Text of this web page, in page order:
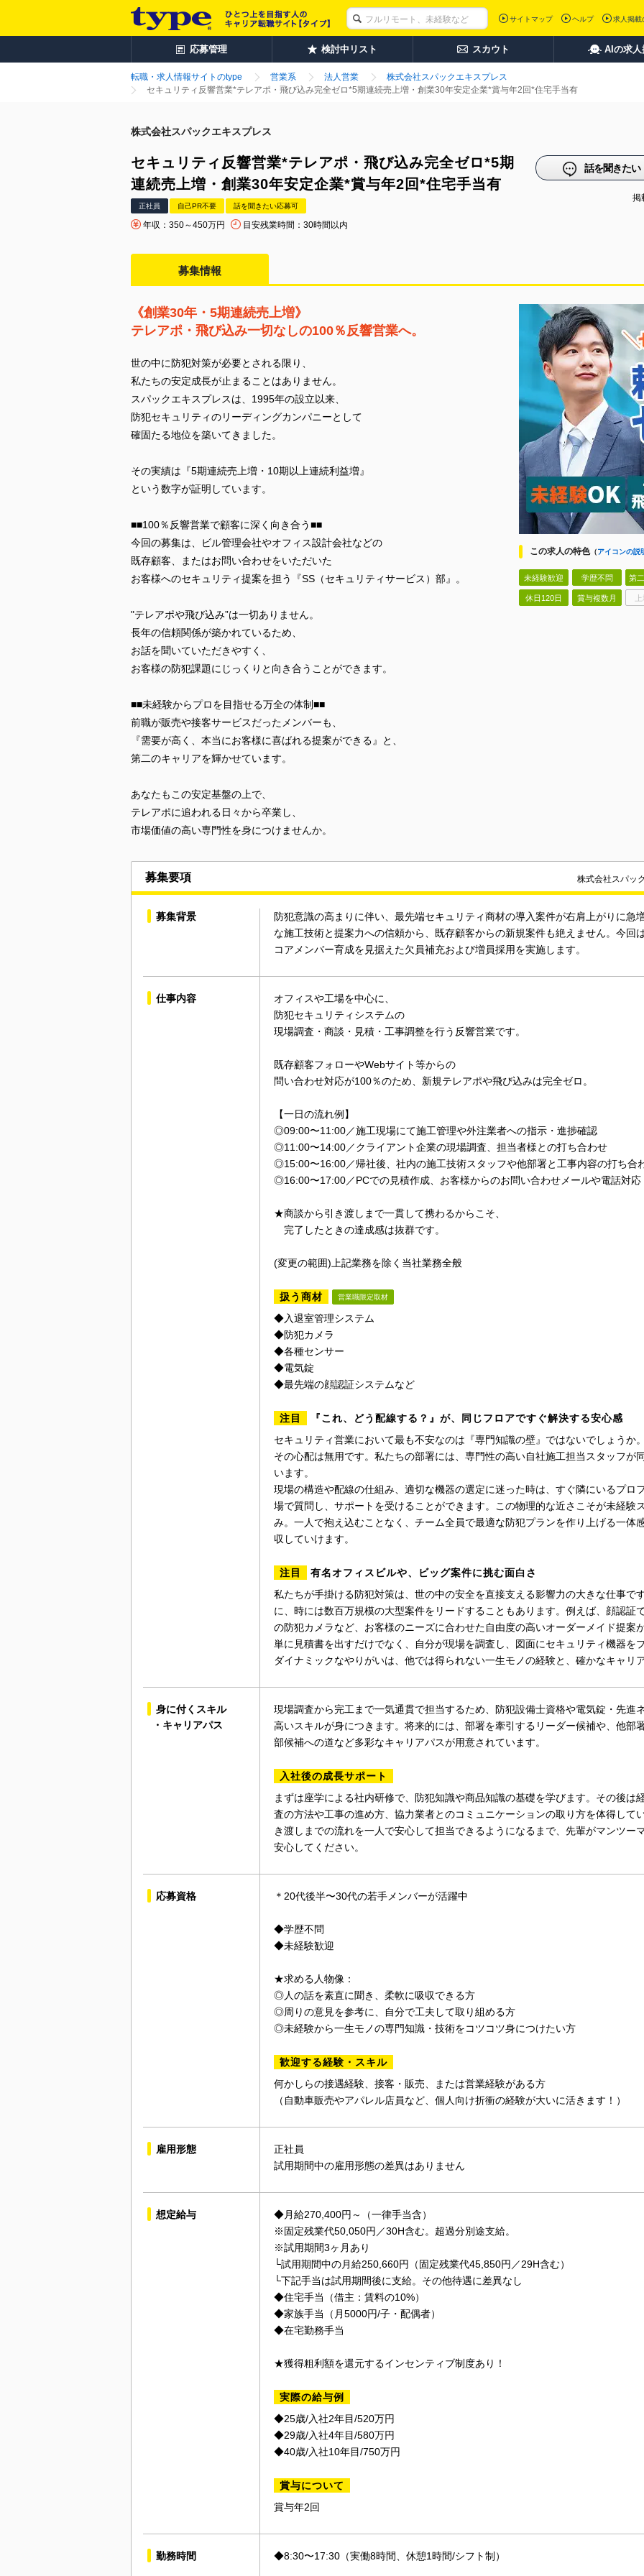
サイトマップ ヘルプ 求人掲載
応募管理 検討中リスト スカウト AIの求人
転職・求人情報サイトのtype 営業系 法人営業
株式会社スパックエキスプレス
セキュリティ反響営業*テレアポ・飛び込み完全ゼロ*5期連続売上増・創業30年安定企業*賞与年2回*住宅手当有
株式会社スパックエキスプレス
セキュリティ反響営業*テレアポ・飛び込み完全ゼロ*5期
連続売上増・創業30年安定企業*賞与年2回*住宅手当有
正社員 自己PR不要 話を聞きたい応募可
年収：350～450万円 目安残業時間：30時間以内
話を聞きたい
掲
募集情報
この求人の特色（アイコンの説
未経験歓迎 学歴不問 第
休日120日 賞与複数月
《創業30年・5期連続売上増》
テレアポ・飛び込み一切なしの100％反響営業へ。
世の中に防犯対策が必要とされる限り、
私たちの安定成長が止まることはありません。
スパックエキスプレスは、1995年の設立以来、
防犯セキュリティのリーディングカンパニーとして
確固たる地位を築いてきました。
その実績は『5期連続売上増・10期以上連続利益増』
という数字が証明しています。
■■100％反響営業で顧客に深く向き合う■■
今回の募集は、ビル管理会社やオフィス設計会社などの
既存顧客、またはお問い合わせをいただいた
お客様へのセキュリティ提案を担う『SS（セキュリティサービス）部』。
"テレアポや飛び込み”は一切ありません。
長年の信頼関係が築かれているため、
お話を聞いていただきやすく、
お客様の防犯課題にじっくりと向き合うことができます。
■■未経験からプロを目指せる万全の体制■■
前職が販売や接客サービスだったメンバーも、
『需要が高く、本当にお客様に喜ばれる提案ができる』と、
第二のキャリアを輝かせています。
あなたもこの安定基盤の上で、
テレアポに追われる日々から卒業し、
市場価値の高い専門性を身につけませんか。
募集要項 株式会社スパッ
募集背景
防犯意識の高まりに伴い、最先端セキュリティ商材の導入案件が右肩上がりに急
な施工技術と提案力への信頼から、既存顧客からの新規案件も絶えません。今回
コアメンバー育成を見据えた欠員補充および増員採用を実施します。
仕事内容
オフィスや工場を中心に、
防犯セキュリティシステムの
現場調査・商談・見積・工事調整を行う反響営業です。
既存顧客フォローやWebサイト等からの
問い合わせ対応が100％のため、新規テレアポや飛び込みは完全ゼロ。
【一日の流れ例】
◎09:00〜11:00／施工現場にて施工管理や外注業者への指示・進捗確認
◎11:00〜14:00／クライアント企業の現場調査、担当者様との打ち合わせ
◎15:00〜16:00／帰社後、社内の施工技術スタッフや他部署と工事内容の打ち合
◎16:00〜17:00／PCでの見積作成、お客様からのお問い合わせメールや電話対応
★商談から引き渡しまで一貫して携わるからこそ、
完了したときの達成感は抜群です。
(変更の範囲)上記業務を除く当社業務全般
扱う商材 営業職限定取材
◆入退室管理システム
◆防犯カメラ
◆各種センサー
◆電気錠
◆最先端の顔認証システムなど
注目
『これ、どう配線する？』が、同じフロアですぐ解決する安心感
セキュリティ営業において最も不安なのは『専門知識の壁』ではないでしょうか
その心配は無用です。私たちの部署には、専門性の高い自社施工担当スタッフが
います。
現場の構造や配線の仕組み、適切な機器の選定に迷った時は、すぐ隣にいるプロ
場で質問し、サポートを受けることができます。この物理的な近さこそが未経験
み。一人で抱え込むことなく、チーム全員で最適な防犯プランを作り上げる一体
収していけます。
注目
有名オフィスビルや、ビッグ案件に挑む面白さ
私たちが手掛ける防犯対策は、世の中の安全を直接支える影響力の大きな仕事で
に、時には数百万規模の大型案件をリードすることもあります。例えば、顔認証
の防犯カメラなど、お客様のニーズに合わせた自由度の高いオーダーメイド提案
単に見積書を出すだけでなく、自分が現場を調査し、図面にセキュリティ機器を
ダイナミックなやりがいは、他では得られない一生モノの経験と、確かなキャリ
身に付くスキル
・キャリアパス
現場調査から完工まで一気通貫で担当するため、防犯設備士資格や電気錠・先進
高いスキルが身につきます。将来的には、部署を牽引するリーダー候補や、他部
部候補への道など多彩なキャリアパスが用意されています。
入社後の成長サポート
まずは座学による社内研修で、防犯知識や商品知識の基礎を学びます。その後は
査の方法や工事の進め方、協力業者とのコミュニケーションの取り方を体得して
き渡しまでの流れを一人で安心して担当できるようになるまで、先輩がマンツー
安心してください。
応募資格 ＊20代後半〜30代の若手メンバーが活躍中
◆学歴不問
◆未経験歓迎
★求める人物像：
◎人の話を素直に聞き、柔軟に吸収できる方
◎周りの意見を参考に、自分で工夫して取り組める方
◎未経験から一生モノの専門知識・技術をコツコツ身につけたい方
歓迎する経験・スキル
何かしらの接遇経験、接客・販売、または営業経験がある方
（自動車販売やアパレル店員など、個人向け折衝の経験が大いに活きます！）
雇用形態
正社員
試用期間中の雇用形態の差異はありません
想定給与
◆月給270,400円～（一律手当含）
※固定残業代50,050円／30H含む。超過分別途支給。
※試用期間3ヶ月あり
└試用期間中の月給250,660円（固定残業代45,850円／29H含む）
└下記手当は試用期間後に支給。その他待遇に差異なし
◆住宅手当（借主：賃料の10%）
◆家族手当（月5000円/子・配偶者）
◆在宅勤務手当
★獲得粗利額を還元するインセンティブ制度あり！
実際の給与例
◆25歳/入社2年目/520万円
◆29歳/入社4年目/580万円
◆40歳/入社10年目/750万円
賞与について
賞与年2回
勤務時間 ◆8:30〜17:30（実働8時間、休憩1時間/シフト制）